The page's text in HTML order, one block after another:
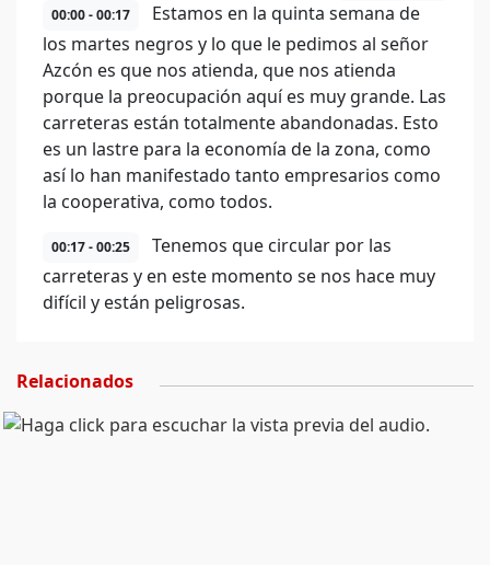
00:00 - 00:17
Estamos en la quinta semana de
los martes negros y lo que le pedimos al señor
Azcón es que nos atienda, que nos atienda
porque la preocupación aquí es muy grande. Las
carreteras están totalmente abandonadas. Esto
es un lastre para la economía de la zona, como
así lo han manifestado tanto empresarios como
la cooperativa, como todos.
00:17 - 00:25
Tenemos que circular por las
carreteras y en este momento se nos hace muy
difícil y están peligrosas.
Relacionados